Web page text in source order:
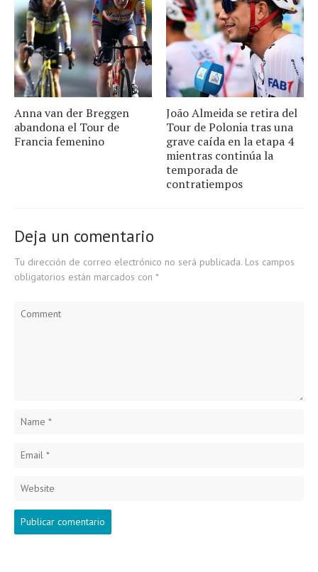
Anna van der Breggen
abandona el Tour de
Francia femenino
João Almeida se retira del
Tour de Polonia tras una
grave caída en la etapa 4
mientras continúa la
temporada de
contratiempos
Deja un comentario
Tu dirección de correo electrónico no será publicada. Los campos
obligatorios están marcados con *